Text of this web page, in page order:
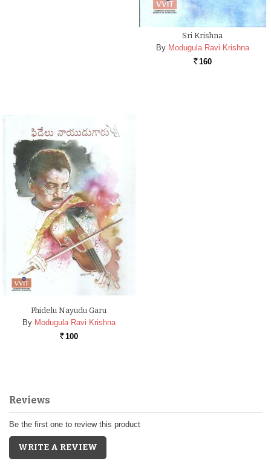
Sri Krishna
By Modugula Ravi Krishna
Rs. 160
Phidelu Nayudu Garu
By Modugula Ravi Krishna
Rs. 100
Reviews
Be the first one to review this product
WRITE A REVIEW